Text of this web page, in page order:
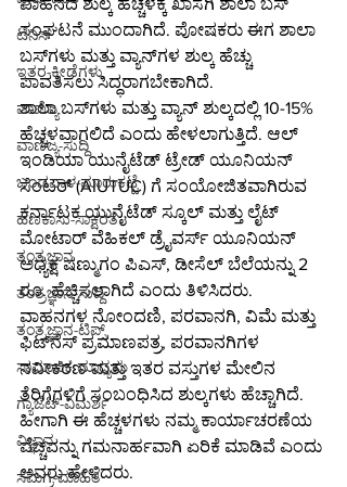
ಟೆನಿಸ್
ಇತರ-ಕ್ರೀಡೆಗಳು
ವಾಣಿಜ್ಯ
ವಾಣಿಜ್ಯ-ಸುದ್ದಿ
ಬಂಡವಾಳ-ಮಾರುಕಟ್ಟೆ
ಹಣಕಾಸು-ಸಾಕ್ಷರತೆ
ತಂತ್ರಜ್ಞಾನ
ತಂತ್ರಜ್ಞಾನ-ಸುದ್ದಿ
ತಂತ್ರಜ್ಞಾನ-ಟಿಪ್ಸ್
ಸಾಮಾಜಿಕ ಮಾಧ್ಯಮ
ಗ್ಯಾಜೆಟ್-ವಿಮರ್ಶೆ
ವಿಜ್ಞಾನ
ಸಮಗ್ರ-ಮಾಹಿತಿ
ಸಂಘಟನೆ ಮುಂದಾಗಿದೆ. ಪೋಷಕರು ಈಗ ಶಾಲಾ
ಬಸ್‌ಗಳು ಮತ್ತು ವ್ಯಾನ್‌ಗಳ ಶುಲ್ಕ ಹೆಚ್ಚು
ಪಾವತಿಸಲು ಸಿದ್ಧರಾಗಬೇಕಾಗಿದೆ.
ಶಾಲಾ ಬಸ್‌ಗಳು ಮತ್ತು ವ್ಯಾನ್‌ ಶುಲ್ಕದಲ್ಲಿ 10-15%
ಹೆಚ್ಚಳವಾಗಲಿದೆ ಎಂದು ಹೇಳಲಾಗುತ್ತಿದೆ. ಆಲ್
ಇಂಡಿಯಾ ಯುನೈಟೆಡ್ ಟ್ರೇಡ್ ಯೂನಿಯನ್
ಸೆಂಟರ್ (AIUTUC) ಗೆ ಸಂಯೋಜಿತವಾಗಿರುವ
ಕರ್ನಾಟಕ ಯುನೈಟೆಡ್ ಸ್ಕೂಲ್ ಮತ್ತು ಲೈಟ್
ಮೋಟಾರ್ ವೆಹಿಕಲ್ ಡ್ರೈವರ್ಸ್ ಯೂನಿಯನ್
ಅಧ್ಯಕ್ಷ ಷಣ್ಮುಗಂ ಪಿಎಸ್, ಡೀಸೆಲ್ ಬೆಲೆಯನ್ನು 2
ರೂ. ಹೆಚ್ಚಿಸಲಾಗಿದೆ ಎಂದು ತಿಳಿಸಿದರು.
ವಾಹನಗಳ ನೋಂದಣಿ, ಪರವಾನಗಿ, ವಿಮೆ ಮತ್ತು
ಫಿಟ್‌ನೆಸ್ ಪ್ರಮಾಣಪತ್ರ, ಪರವಾನಗಿಗಳ
ನವೀಕರಣ ಮತ್ತು ಇತರ ವಸ್ತುಗಳ ಮೇಲಿನ
ತೆರಿಗೆಗಳಿಗೆ ಸಂಬಂಧಿಸಿದ ಶುಲ್ಕಗಳು ಹೆಚ್ಚಾಗಿದೆ.
ಹೀಗಾಗಿ ಈ ಹೆಚ್ಚಳಗಳು ನಮ್ಮ ಕಾರ್ಯಾಚರಣೆಯ
ವೆಚ್ಚವನ್ನು ಗಮನಾರ್ಹವಾಗಿ ಏರಿಕೆ ಮಾಡಿವೆ ಎಂದು
ಅವರು ಹೇಳಿದರು.